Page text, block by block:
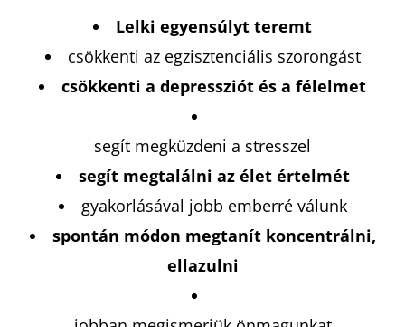
Lelki egyensúlyt teremt
csökkenti az egzisztenciális szorongást
csökkenti a depressziót és a félelmet
segít megküzdeni a stresszel
segít megtalálni az élet értelmét
gyakorlásával jobb emberré válunk
spontán módon megtanít koncentrálni,
ellazulni